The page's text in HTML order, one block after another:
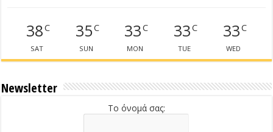
38C
SAT
35C
SUN
33C
MON
33C
TUE
33C
WED
Newsletter
Το όνομά σας: